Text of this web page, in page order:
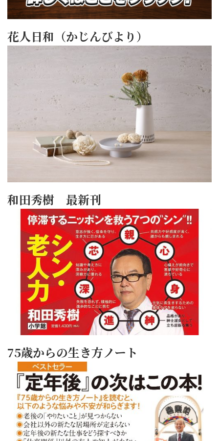
花人日和（かじんびより）
和田秀樹 最新刊
75歳からの生き方ノート